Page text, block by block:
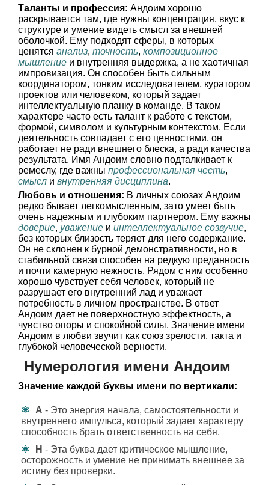
Таланты и профессия: Андоим хорошо
раскрывается там, где нужны концентрация, вкус к
структуре и умение видеть смысл за внешней
оболочкой. Ему подходят сферы, в которых
ценятся анализ, точность, композиционное
мышление и внутренняя выдержка, а не хаотичная
импровизация. Он способен быть сильным
координатором, тонким исследователем, куратором
проектов или человеком, который задает
интеллектуальную планку в команде. В таком
характере часто есть талант к работе с текстом,
формой, символом и культурным контекстом. Если
деятельность совпадает с его ценностями, он
работает не ради внешнего блеска, а ради качества
результата. Имя Андоим словно подталкивает к
ремеслу, где важны профессиональная честь,
смысл и внутренняя дисциплина.
Любовь и отношения: В личных союзах Андоим
редко бывает легкомысленным, зато умеет быть
очень надежным и глубоким партнером. Ему важны
доверие, уважение и интеллектуальное созвучие,
без которых близость теряет для него содержание.
Он не склонен к бурной демонстративности, но в
стабильной связи способен на редкую преданность
и почти камерную нежность. Рядом с ним особенно
хорошо чувствует себя человек, который не
разрушает его внутренний лад и уважает
потребность в личном пространстве. В ответ
Андоим дает не поверхностную эффектность, а
чувство опоры и спокойной силы. Значение имени
Андоим в любви звучит как союз зрелости, такта и
глубокой человеческой верности.
Нумерология имени Андоим
Значение каждой буквы имени по вертикали:
А - Это энергия начала, самостоятельности и
внутреннего импульса, который задает характеру
способность брать ответственность на себя.
Н - Эта буква дает критическое мышление,
осторожность и умение не принимать внешнее за
истину без проверки.